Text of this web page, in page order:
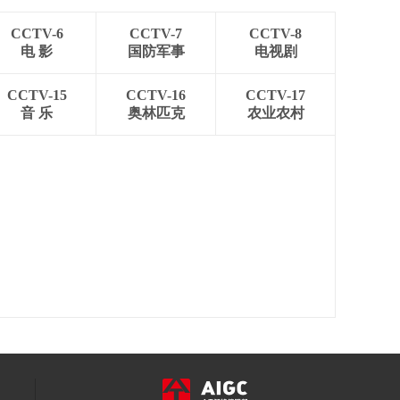
CCTV-6
电 影
CCTV-7
国防军事
CCTV-8
电视剧
CCTV-15
音 乐
CCTV-16
奥林匹克
CCTV-17
农业农村